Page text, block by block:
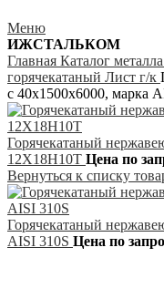
Меню
ИЖСТАЛЬКОМ
Главная Каталог металла
горячекатаный Лист г/к
с 40х1500х6000, марка
Горячекатаный
12Х18Н10Т Цена по
Вернуться к списку
Горячекатаный
AISI 310S Цена по